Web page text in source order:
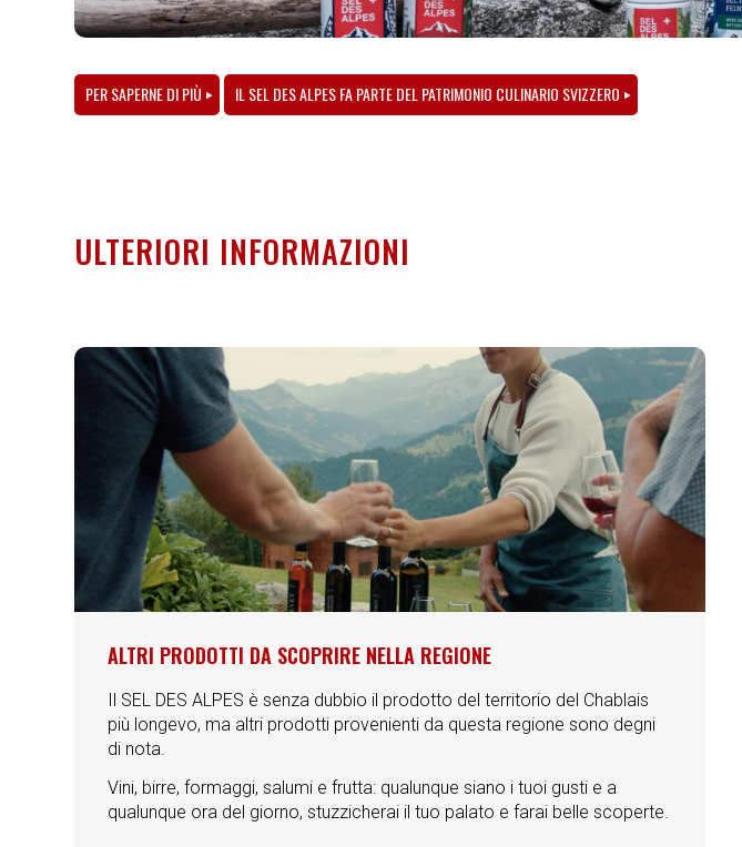
PER SAPERNE DI PIÙ IL SEL DES ALPES FA PARTE DEL PATRIMONIO CULINARIO SVIZZERO
ULTERIORI INFORMAZIONI
ALTRI PRODOTTI DA SCOPRIRE NELLA REGIONE
Il SEL DES ALPES è senza dubbio il prodotto del territorio del Chablais
più longevo, ma altri prodotti provenienti da questa regione sono degni
di nota.
Vini, birre, formaggi, salumi e frutta: qualunque siano i tuoi gusti e a
qualunque ora del giorno, stuzzicherai il tuo palato e farai belle scoperte.